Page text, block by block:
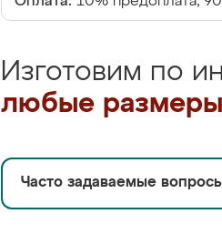
Изготовим по
любые
Часто задаваемые